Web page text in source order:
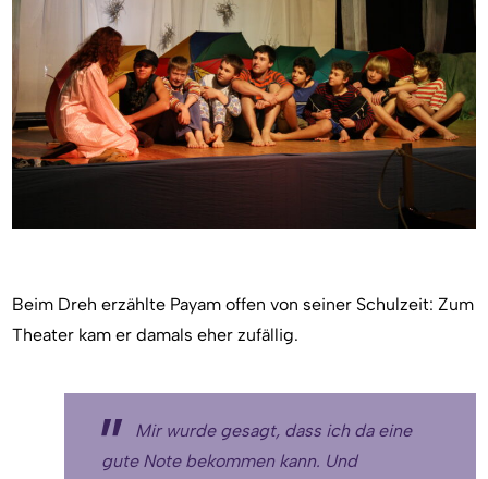
Beim Dreh erzählte Payam offen von seiner Schulzeit: Zum
Theater kam er damals eher zufällig.
Mir wurde gesagt, dass ich da eine
gute Note bekommen kann. Und